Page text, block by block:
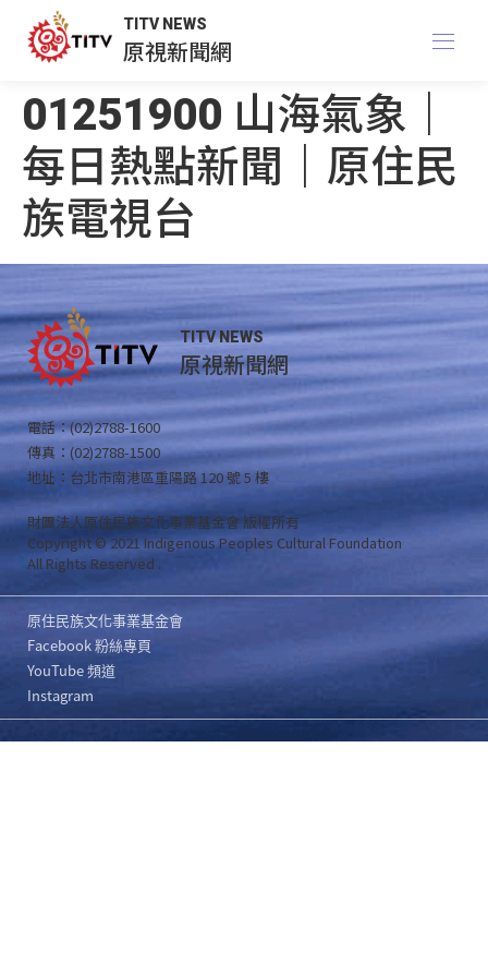
TITV NEWS
原視新聞網
01251900 山海氣象｜
每日熱點新聞｜原住民
族電視台
TITV NEWS
原視新聞網
電話：(02)2788-1600
傳真：(02)2788-1500
地址：台北市南港區重陽路 120 號 5 樓
財團法人原住民族文化事業基金會 版權所有
Copyright © 2021 Indigenous Peoples Cultural Foundation
All Rights Reserved .
原住民族文化事業基金會
Facebook 粉絲專頁
YouTube 頻道
Instagram